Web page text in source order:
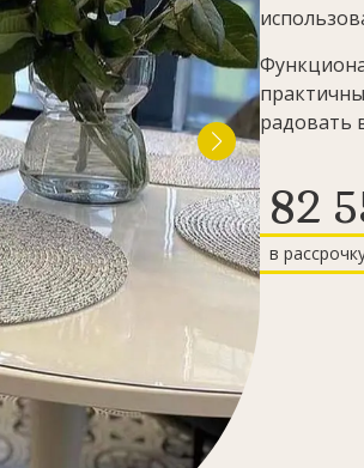
радовать
82
в